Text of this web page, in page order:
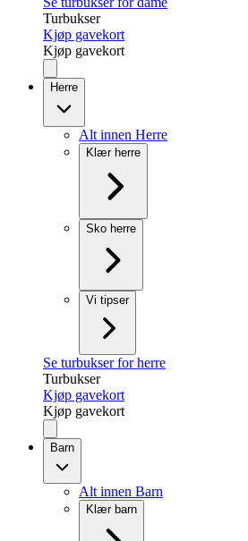
Turbukser
Kjøp gavekort
Kjøp gavekort
Herre
Alt innen Herre
Klær herre
Sko herre
Vi tipser
Se turbukser for herre
Turbukser
Kjøp gavekort
Kjøp gavekort
Barn
Alt innen Barn
Klær barn